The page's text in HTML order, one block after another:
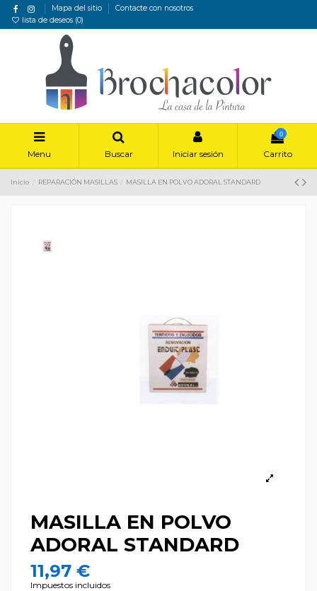
Mapa del sitio
Contacte con nosotros
lista de deseos (0)
Menu Buscar Iniciar sesión
0
Carrito
Inicio REPARACIÓN MASILLAS MASILLA EN POLVO ADORAL STANDARD
MASILLA EN POLVO
ADORAL STANDARD
11,97 €
Impuestos incluidos